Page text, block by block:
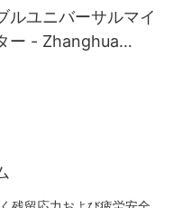
ルユニバーサルマイ
ー - Zhanghua